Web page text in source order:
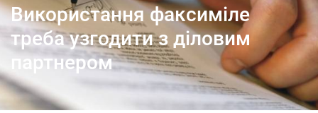
Використання факсиміле
треба узгодити з діловим
партнером